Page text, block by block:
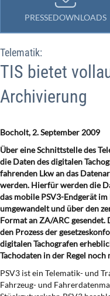
PRESSEDOWNLOADS
Telematik:
TIS bietet
Archivierung
Bocholt, 2. September 2009
Über eine Schnittstelle des
die Daten des digitalen
fahrenden Lkw an das
werden. Hierfür werden die
das mobile PSV3-Endgerät
umgewandelt und über den
Format an ZA/ARC
den Prozess der
digitalen Tachografen
Tachodaten in der Regel
PSV3 ist ein Telematik- und
Fahrzeug- und